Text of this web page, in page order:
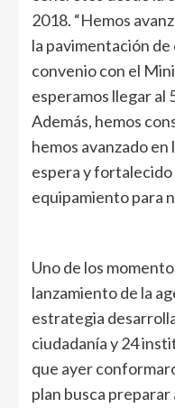
2018. “Hemos
la pavimentación de
convenio con el
esperamos llegar al
Además, hemos
hemos avanzado
espera y fortalecido
equipamiento para
Uno de los
lanzamiento de la
estrategia
ciudadanía y 24
que ayer
plan busca preparar